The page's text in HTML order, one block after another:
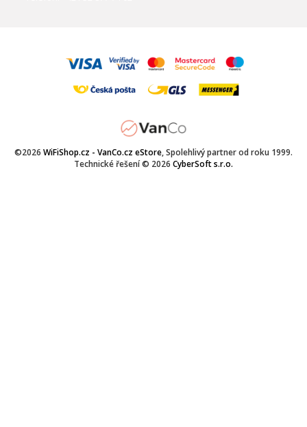
©2026 WiFiShop.cz - VanCo.cz eStore, Spolehlivý partner od roku 1999.
Technické řešení © 2026 CyberSoft s.r.o.